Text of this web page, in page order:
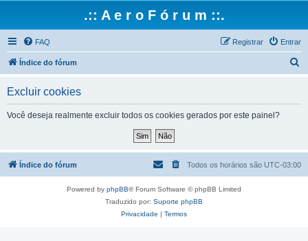
.:: A e r o F ó r u m ::.
FAQ Entrar
Registrar
Índice do fórum
a
Excluir cookies
Você deseja realmente excluir todos os cookies gerados por este painel?
Índice do fórum Todos os horários são UTC-03:00
Powered by phpBB® Forum Software © phpBB Limited
Traduzido por: Suporte phpBB
Privacidade | Termos